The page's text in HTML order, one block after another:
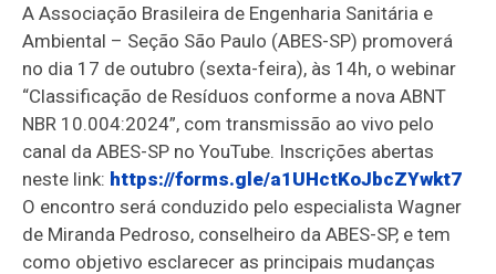
A Associação Brasileira de Engenharia Sanitária e
Ambiental – Seção São Paulo (ABES-SP) promoverá
no dia 17 de outubro (sexta-feira), às 14h, o webinar
“Classificação de Resíduos conforme a nova ABNT
NBR 10.004:2024”, com transmissão ao vivo pelo
canal da ABES-SP no YouTube. Inscrições abertas
neste link: https://forms.gle/a1UHctKoJbcZYwkt7
O encontro será conduzido pelo especialista Wagner
de Miranda Pedroso, conselheiro da ABES-SP, e tem
como objetivo esclarecer as principais mudanças